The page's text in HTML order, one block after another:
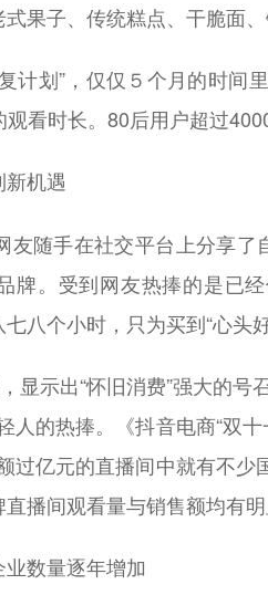
果子、传统糕点、干脆面、
划”，仅仅５个月的时间
看时长。80后用户超过
机遇
随手在社交平台上分享了
牌。受到网友热捧的是已
八个小时，只为买到“心头好
示出“怀旧消费”强大的号
人的热捧。《抖音电商“双
过亿元的直播间中就有不
播间观看量与销售额均有明
数量逐年增加